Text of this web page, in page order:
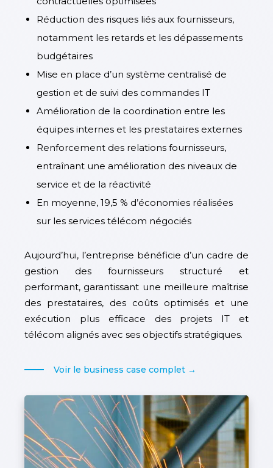
Réduction des risques liés aux fournisseurs,
notamment les retards et les dépassements
budgétaires
Mise en place d’un système centralisé de
gestion et de suivi des commandes IT
Amélioration de la coordination entre les
équipes internes et les prestataires externes
Renforcement des relations fournisseurs,
entraînant une amélioration des niveaux de
service et de la réactivité
En moyenne, 19,5 % d’économies réalisées
sur les services télécom négociés
Aujourd’hui, l’entreprise bénéficie d’un cadre de
gestion des fournisseurs structuré et
performant, garantissant une meilleure maîtrise
des prestataires, des coûts optimisés et une
exécution plus efficace des projets IT et
télécom alignés avec ses objectifs stratégiques.
Voir le business case complet →